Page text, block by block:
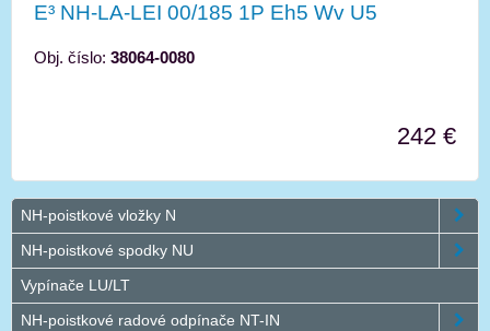
E³ NH-LA-LEI 00/185 1P Eh5 Wv U5
Obj. číslo: 38064-0080
242 €
NH-poistkové vložky N
NH-poistkové spodky NU
Vypínače LU/LT
NH-poistkové radové odpínače NT-IN